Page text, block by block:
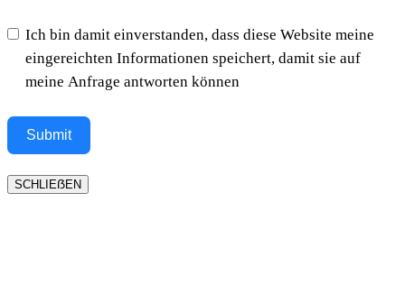
Ich bin damit einverstanden, dass diese Website meine
eingereichten Informationen speichert, damit sie auf
meine Anfrage antworten können
Submit
SCHLIEẞEN